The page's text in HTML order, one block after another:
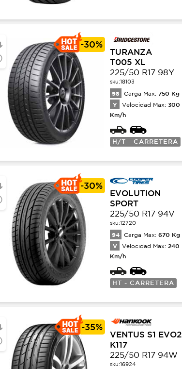
-30%
TURANZA
T005 XL
225/50 R17 98Y
sku:18103
98 Carga Max: 750 Kg
Y Velocidad Max: 300
Km/h
H/T - CARRETERA
-30%
EVOLUTION
SPORT
225/50 R17 94V
sku:12720
94 Carga Max: 670 Kg
V Velocidad Max: 240
Km/h
HT - CARRETERA
-35%
VENTUS S1 EVO2
K117
225/50 R17 94W
sku:16924